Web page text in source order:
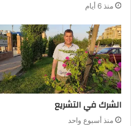
منذ 6 أيام
الشرك في التشريع
منذ أسبوع واحد